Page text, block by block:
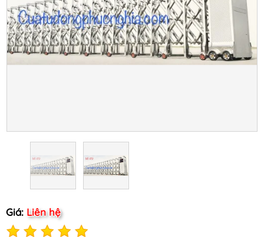
Giá: Liên hệ